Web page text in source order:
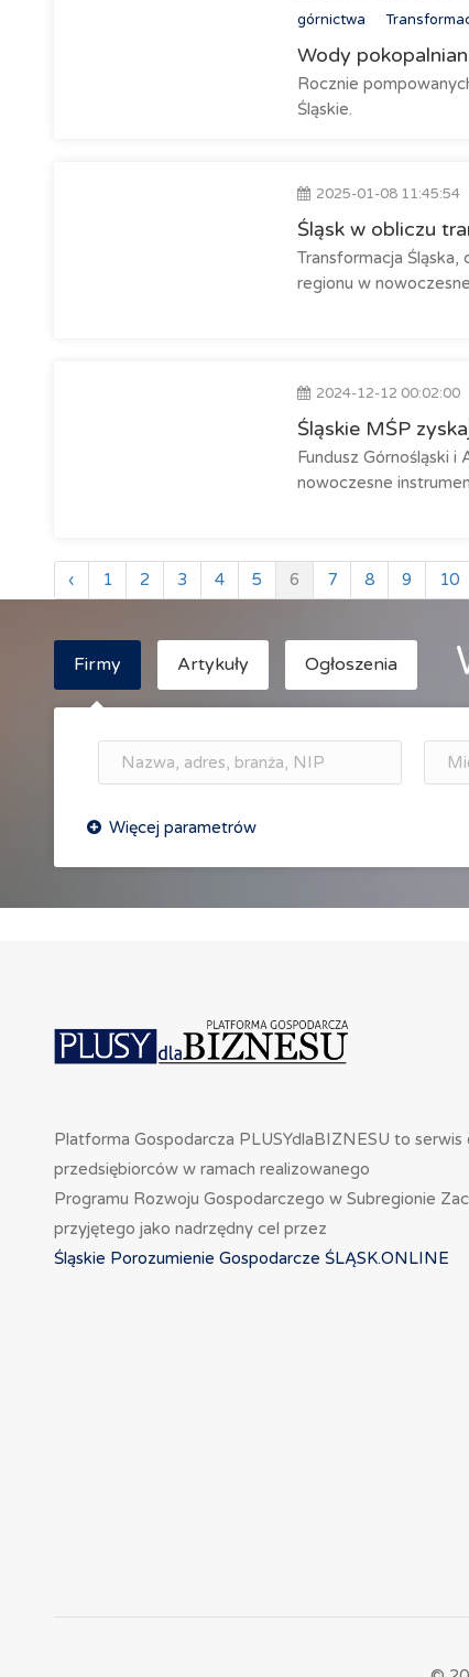
górnictwa
Wody
Rocznie
Śląskie.
2025-01-08 11:45:54
Śląsk w obliczu
Transformacja Śląska,
regionu w
2024-12-12 00:02:00
Śląskie MŚP
Fundusz Górnośląski
nowoczesne
‹ 1 2 3 4 5 6 7 8 9 10
Firmy Artykuły Ogłoszenia
Platforma Gospodarcza PLUSYdlaBIZNESU to serwis
przedsiębiorców w ramach realizowanego
Programu Rozwoju Gospodarczego w Subregionie
przyjętego jako nadrzędny cel przez
Śląskie Porozumienie Gospodarcze ŚLĄSK.ONLINE